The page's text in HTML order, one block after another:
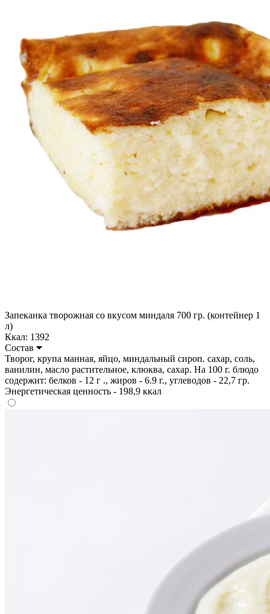
Запеканка творожная со вкусом миндаля 700 гр. (контейнер 1
л)
Ккал: 1392
Состав
Творог, крупа манная, яйцо, миндальный сироп. сахар, соль,
ванилин, масло растительное, клюква, сахар. На 100 г. блюдо
содержит: белков - 12 г ., жиров - 6.9 г., углеводов - 22,7 гр.
Энергетическая ценность - 198,9 ккал